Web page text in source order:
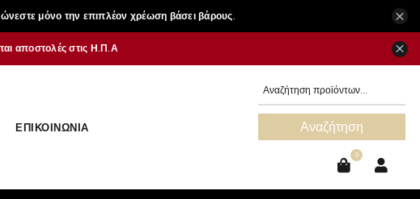
μόνο την επιπλέον χρέωση βάσει βάρους. ×
αποστολές στις Η.Π.Α ×
ΕΠΙΚΟΙΝΩΝΊΑ Αναζήτηση
0